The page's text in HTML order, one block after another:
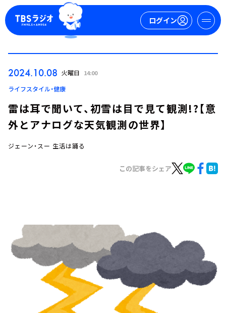
ログイン
ログイン
イベント・グッズ
YouTube
会社情報
2024.10.08 火曜日 14:00
ライフスタイル・健康
雷は耳で聞いて、初雪は目で見て観測!?【意
外とアナログな天気観測の世界】
ジェーン・スー 生活は踊る
この記事をシェア